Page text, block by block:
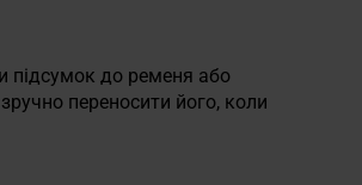
підсумок до ременя або
переносити його, коли